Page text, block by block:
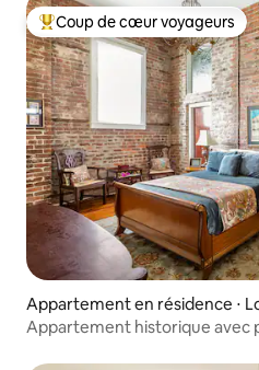
Coups de cœur voyageurs les
Coup de cœur voyageurs
Appartement en résidence ⋅
District
Appartement historique avec